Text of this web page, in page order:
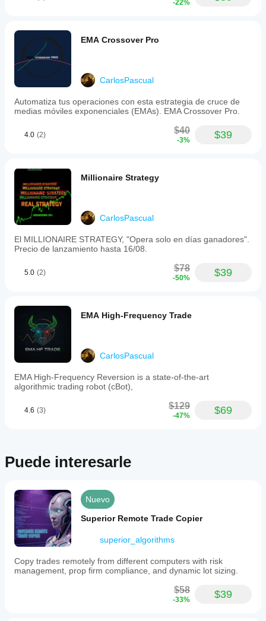
-22%
EMA Crossover Pro
CarlosPascual
Automatiza tus operaciones con esta estrategia de cruce de
medias móviles exponenciales (EMAs). EMA Crossover Pro.
4.0 (2) $40
-3% $39
Millionaire Strategy
CarlosPascual
El MILLIONAIRE STRATEGY, "Opera solo en días ganadores".
Precio de lanzamiento hasta 16/08.
5.0 (2) $78
-50% $39
EMA High-Frequency Trade
CarlosPascual
EMA High-Frequency Reversion is a state-of-the-art
algorithmic trading robot (cBot),
4.6 (3) $129
-47% $69
Puede interesarle
Nuevo
Superior Remote Trade Copier
superior_algorithms
Copy trades remotely from different computers with risk
management, prop firm compliance, and dynamic lot sizing.
$58
-33% $39